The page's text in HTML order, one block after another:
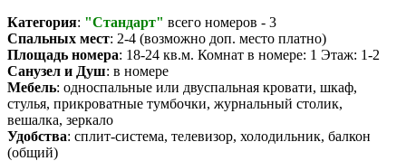
Категория: "Стандарт" всего номеров - 3
Спальных мест: 2-4 (возможно доп. место платно)
Площадь номера: 18-24 кв.м. Комнат в номере: 1 Этаж: 1-2
Санузел и Душ: в номере
Мебель: односпальные или двуспальная кровати, шкаф,
стулья, прикроватные тумбочки, журнальный столик,
вешалка, зеркало
Удобства: сплит-система, телевизор, холодильник, балкон
(общий)